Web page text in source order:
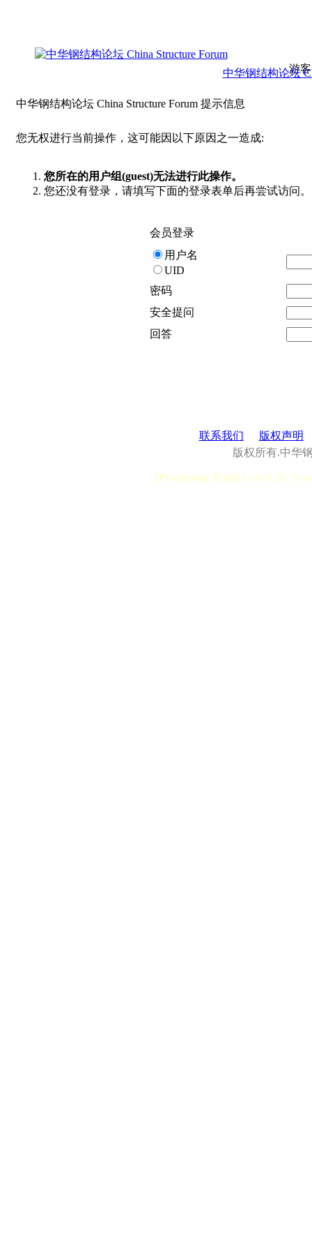
游
中华钢结构论坛
中华钢结构论坛 China Structure Forum 提示信息
您无权进行当前操作，这可能因以下原因之一造成:
您所在的用户组(guest)无法进行此操作。
您还没有登录，请填写下面的登录表单后再尝试访问。
会员登录
用户名
UID
密码
安全提问
回答
联系我们
版权声明
版权所有.中华
[Processing Time] User:0.28,